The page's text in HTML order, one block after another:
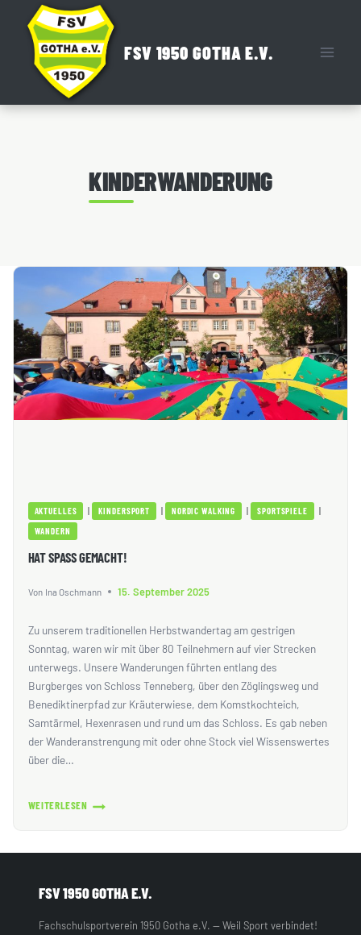
Inhalt
springen
FSV 1950 GOTHA E.V.
KINDERWANDERUNG
AKTUELLES | KINDERSPORT | NORDIC WALKING | SPORTSPIELE |
WANDERN
HAT SPASS GEMACHT!
Von Ina Oschmann 15. September 2025
Zu unserem traditionellen Herbstwandertag am gestrigen
Sonntag, waren wir mit über 80 Teilnehmern auf vier Strecken
unterwegs. Unsere Wanderungen führten entlang des
Burgberges von Schloss Tenneberg, über den Zöglingsweg und
Benediktinerpfad zur Kräuterwiese, dem Komstkochteich,
Samtärmel, Hexenrasen und rund um das Schloss. Es gab neben
der Wanderanstrengung mit oder ohne Stock viel Wissenswertes
über die…
WEITERLESEN
HAT
FSV 1950 GOTHA E.V.
Fachschulsportverein 1950 Gotha e.V. — Weil Sport verbindet!